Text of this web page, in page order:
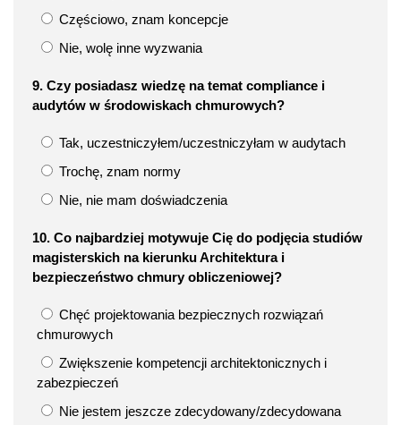
Częściowo, znam koncepcje
Nie, wolę inne wyzwania
9. Czy posiadasz wiedzę na temat compliance i
audytów w środowiskach chmurowych?
Tak, uczestniczyłem/uczestniczyłam w audytach
Trochę, znam normy
Nie, nie mam doświadczenia
10. Co najbardziej motywuje Cię do podjęcia studiów
magisterskich na kierunku Architektura i
bezpieczeństwo chmury obliczeniowej?
Chęć projektowania bezpiecznych rozwiązań
chmurowych
Zwiększenie kompetencji architektonicznych i
zabezpieczeń
Nie jestem jeszcze zdecydowany/zdecydowana